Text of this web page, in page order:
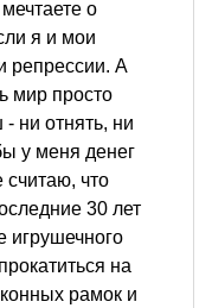
о
я и мои
репрессии. А
мир просто
ни отнять, ни
у меня денег
что
30 лет
игрушечного
на
рамок и